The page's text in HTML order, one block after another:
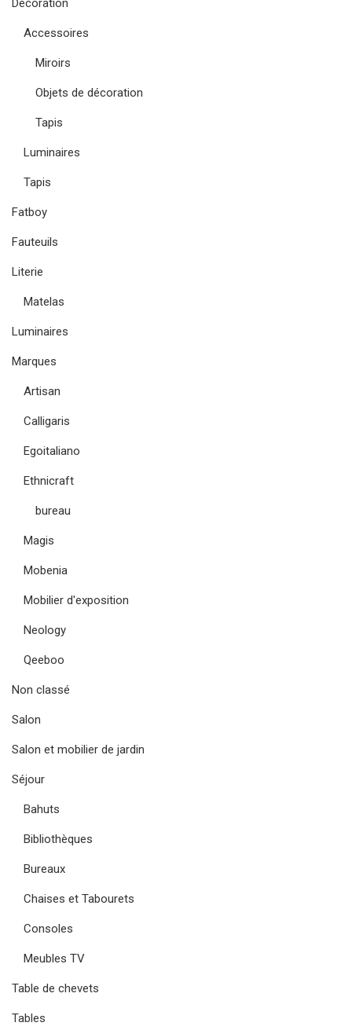
Décoration
Accessoires
Miroirs
Objets de décoration
Tapis
Luminaires
Tapis
Fatboy
Fauteuils
Literie
Matelas
Luminaires
Marques
Artisan
Calligaris
Egoitaliano
Ethnicraft
bureau
Magis
Mobenia
Mobilier d'exposition
Neology
Qeeboo
Non classé
Salon
Salon et mobilier de jardin
Séjour
Bahuts
Bibliothèques
Bureaux
Chaises et Tabourets
Consoles
Meubles TV
Table de chevets
Tables